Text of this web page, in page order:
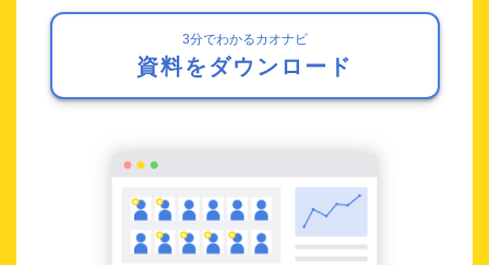
3分でわかるカオナビ
資料をダウンロード